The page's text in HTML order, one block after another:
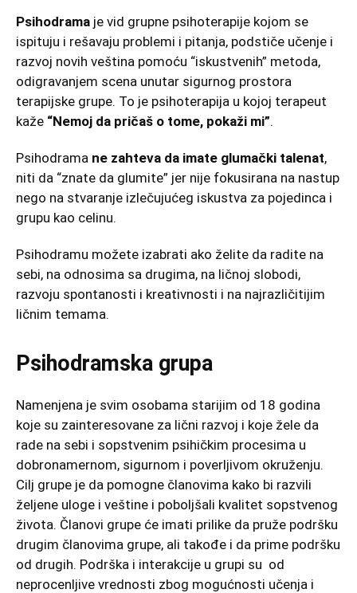
Psihodrama je vid grupne psihoterapije kojom se
ispituju i rešavaju problemi i pitanja, podstiče učenje i
razvoj novih veština pomoću “iskustvenih” metoda,
odigravanjem scena unutar sigurnog prostora
terapijske grupe. To je psihoterapija u kojoj terapeut
kaže “Nemoj da pričaš o tome, pokaži mi”.
Psihodrama ne zahteva da imate glumački talenat,
niti da “znate da glumite” jer nije fokusirana na nastup
nego na stvaranje izlečujućeg iskustva za pojedinca i
grupu kao celinu.
Psihodramu možete izabrati ako želite da radite na
sebi, na odnosima sa drugima, na ličnoj slobodi,
razvoju spontanosti i kreativnosti i na najrazličitijim
ličnim temama.
Psihodramska grupa
Namenjena je svim osobama starijim od 18 godina
koje su zainteresovane za lični razvoj i koje žele da
rade na sebi i sopstvenim psihičkim procesima u
dobronamernom, sigurnom i poverljivom okruženju.
Cilj grupe je da pomogne članovima kako bi razvili
željene uloge i veštine i poboljšali kvalitet sopstvenog
života. Članovi grupe će imati prilike da pruže podršku
drugim članovima grupe, ali takođe i da prime podršku
od drugih. Podrška i interakcije u grupi su od
neprocenljive vrednosti zbog mogućnosti učenja i